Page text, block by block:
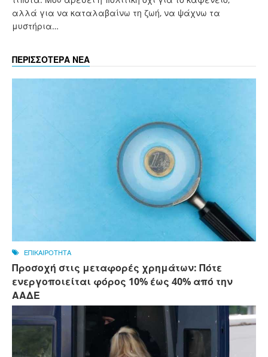
αλλά για να καταλαβαίνω τη ζωή, να ψάχνω τα
μυστήρια…
ΠΕΡΙΣΣΟΤΕΡΑ ΝΕΑ
ΕΠΙΚΑΙΡΟΤΗΤΑ
Προσοχή στις μεταφορές χρημάτων: Πότε
ενεργοποιείται φόρος 10% έως 40% από την
ΑΑΔΕ